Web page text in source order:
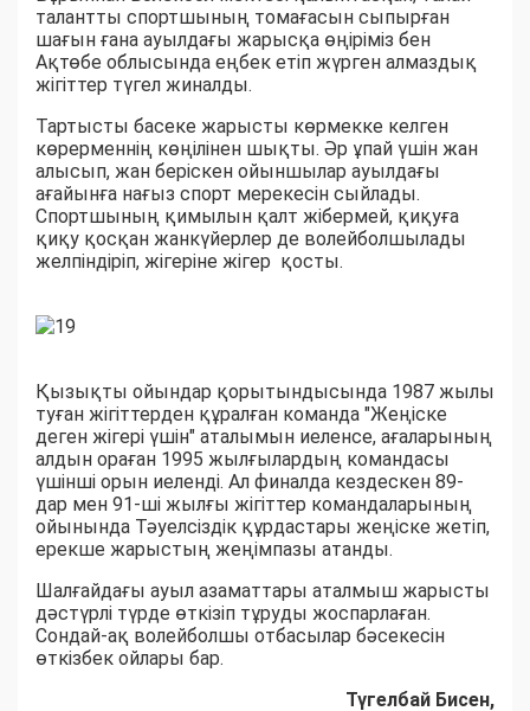
талантты спортшының томағасын сыпырған
шағын ғана ауылдағы жарысқа өңіріміз бен
Ақтөбе облысында еңбек етіп жүрген алмаздық
жігіттер түгел жиналды.
Тартысты басеке жарысты көрмекке келген
көрерменнің көңілінен шықты. Әр ұпай үшін жан
алысып, жан беріскен ойыншылар ауылдағы
ағайынға нағыз спорт мерекесін сыйлады.
Спортшының қимылын қалт жібермей, қиқуға
қиқу қосқан жанкүйерлер де волейболшылады
желпіндіріп, жігеріне жігер қосты.
Қызықты ойындар қорытындысында 1987 жылы
туған жігіттерден құралған команда "Жеңіске
деген жігері үшін" аталымын иеленсе, ағаларының
алдын ораған 1995 жылғылардың командасы
үшінші орын иеленді. Ал финалда кездескен 89-
дар мен 91-ші жылғы жігіттер командаларының
ойынында Тәуелсіздік құрдастары жеңіске жетіп,
ерекше жарыстың жеңімпазы атанды.
Шалғайдағы ауыл азаматтары аталмыш жарысты
дәстүрлі түрде өткізіп тұруды жоспарлаған.
Сондай-ақ волейболшы отбасылар бәсекесін
өткізбек ойлары бар.
Түгелбай Бисен,